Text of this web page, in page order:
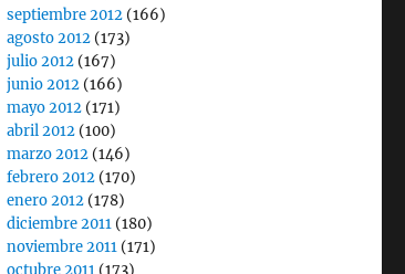
septiembre 2012 (166)
agosto 2012 (173)
julio 2012 (167)
junio 2012 (166)
mayo 2012 (171)
abril 2012 (100)
marzo 2012 (146)
febrero 2012 (170)
enero 2012 (178)
diciembre 2011 (180)
noviembre 2011 (171)
octubre 2011 (173)